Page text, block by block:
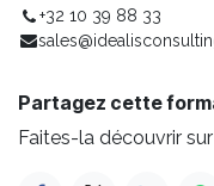
+32 10 39 88 33
Partagez cette
Faites-la découvrir